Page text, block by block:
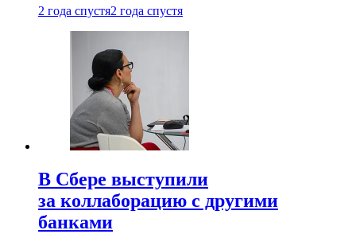
2 года спустя2 года спустя
В Сбере выступили
за коллаборацию с другими
банками